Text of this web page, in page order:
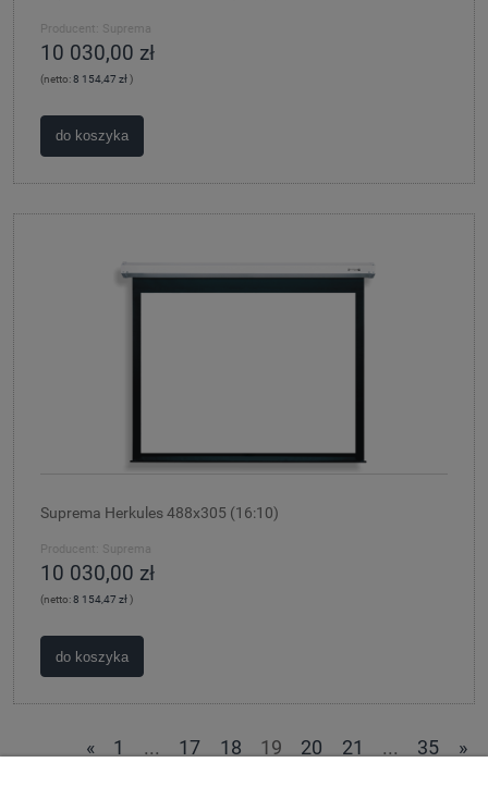
Producent: Suprema
10 030,00 zł
(netto:8 154,47 zł)
do koszyka
Suprema Herkules 488x305 (16:10)
Producent: Suprema
10 030,00 zł
(netto:8 154,47 zł)
do koszyka
« 1 ... 17 18 19 20 21 ... 35 »